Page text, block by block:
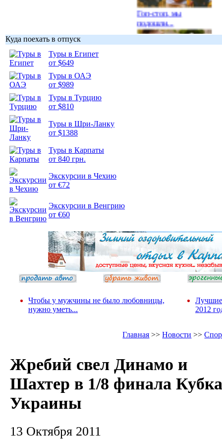
Гоп-стоп, мы
подошли...
Куда поехать в отпуск
Туры в Египет
от $649
Туры в ОАЭ
от $989
Туры в Турцию
от $810
Туры в Шри-Ланку
от $1388
Туры в Карпаты
от 840 грн.
Экскурсии в Чехию
от €72
Экскурсии в Венгрию
от €60
Чтобы у мужчины не было любовницы,
нужно уметь...
Лучшие
2012
Главная >>Новости >>
Жребий свел Динамо и
Шахтер в 1/8 финала Кубка
Украины
13 Октября 2011